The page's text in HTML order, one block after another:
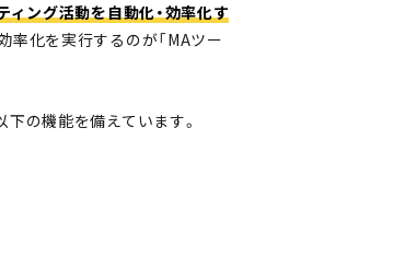
ィング活動を自動化・効率化す
率化を実行するのが「MAツー
の機能を備えています。